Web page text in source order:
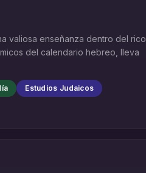
valiosa enseñanza dentro del rico
del calendario hebreo, lleva
Estudios Judaicos